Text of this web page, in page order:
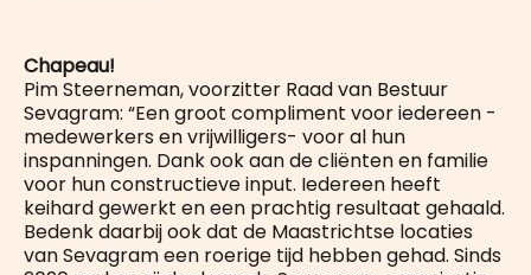
Chapeau!
Pim Steerneman, voorzitter Raad van Bestuur
Sevagram: “Een groot compliment voor iedereen -
medewerkers en vrijwilligers- voor al hun
inspanningen. Dank ook aan de cliënten en familie
voor hun constructieve input. Iedereen heeft
keihard gewerkt en een prachtig resultaat gehaald.
Bedenk daarbij ook dat de Maastrichtse locaties
van Sevagram een roerige tijd hebben gehad. Sinds